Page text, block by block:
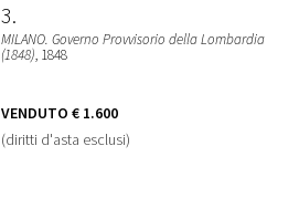
3
MILANO. Governo Provvisorio della Lombardia
(1848), 1848
VENDUTO € 1.600
(diritti d'asta esclusi)